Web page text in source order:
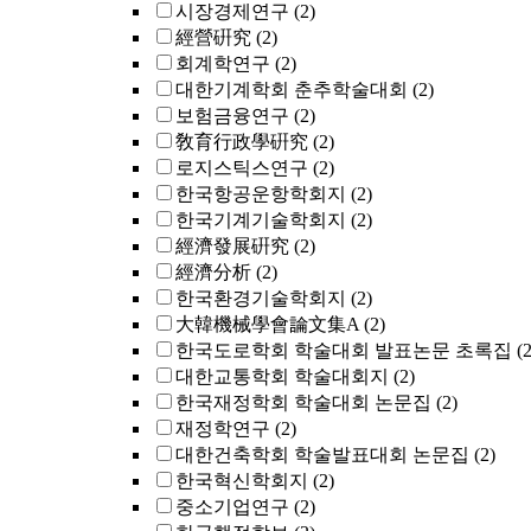
시장경제연구 (2)
經營硏究 (2)
회계학연구 (2)
대한기계학회 춘추학술대회 (2)
보험금융연구 (2)
敎育行政學硏究 (2)
로지스틱스연구 (2)
한국항공운항학회지 (2)
한국기계기술학회지 (2)
經濟發展硏究 (2)
經濟分析 (2)
한국환경기술학회지 (2)
大韓機械學會論文集A (2)
한국도로학회 학술대회 발표논문 초록집
대한교통학회 학술대회지 (2)
한국재정학회 학술대회 논문집 (2)
재정학연구 (2)
대한건축학회 학술발표대회 논문집 (2)
한국혁신학회지 (2)
중소기업연구 (2)